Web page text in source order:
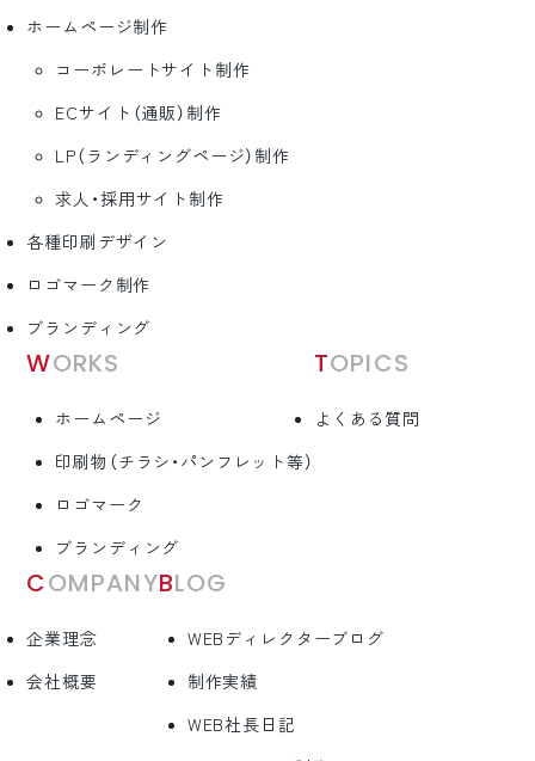
ホームページ制作
コーポレートサイト制作
ECサイト（通販）制作
LP（ランディングページ）制作
求人・採用サイト制作
各種印刷デザイン
ロゴマーク制作
ブランディング
WORKS
ホームページ
印刷物（チラシ・パンフレット等）
ロゴマーク
ブランディング
TOPICS
よくある質問
COMPANY
企業理念
会社概要
BLOG
WEBディレクターブログ
制作実績
WEB社長日記